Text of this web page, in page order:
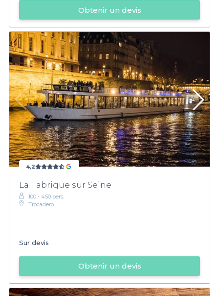
Obtenir un devis
4,2
La Fabrique sur Seine
100 - 450 pers.
Trocadero
Sur devis
Obtenir un devis